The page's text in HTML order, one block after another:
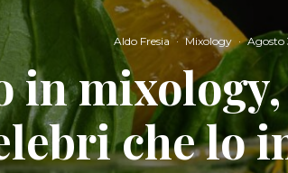
Aldo Fresia · Mixology · Agosto
in
che lo